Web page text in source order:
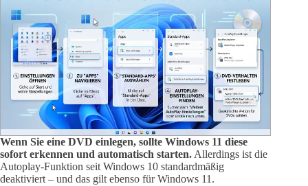
Wenn Sie eine DVD einlegen, sollte Windows 11 diese
sofort erkennen und automatisch starten. Allerdings ist die
Autoplay-Funktion seit Windows 10 standardmäßig
deaktiviert – und das gilt ebenso für Windows 11.